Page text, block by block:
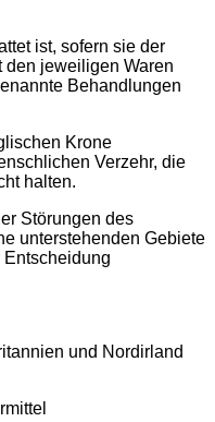
ist, sofern sie der
jeweiligen Waren
Behandlungen
Krone
Verzehr, die
halten.
Störungen des
unterstehenden Gebiete
Entscheidung
und Nordirland